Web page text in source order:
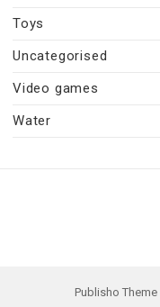
Toys
Uncategorised
Video games
Water
Publisho Theme